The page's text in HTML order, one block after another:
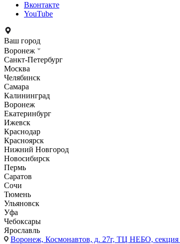
Вконтакте
YouTube
Ваш город
Воронеж
Санкт-Петербург
Москва
Челябинск
Самара
Калининград
Воронеж
Екатеринбург
Ижевск
Краснодар
Красноярск
Нижний Новгород
Новосибирск
Пермь
Саратов
Сочи
Тюмень
Ульяновск
Уфа
Чебоксары
Ярославль
Воронеж, Космонавтов, д. 27г, ТЦ НЕБО,